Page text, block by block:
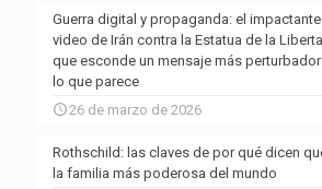
Guerra digital y propaganda: el impactante
video de Irán contra la Estatua de la
que esconde un mensaje más
lo que parece
26 de marzo de 2026
Rothschild: las claves de por qué dicen
la familia más poderosa del mundo